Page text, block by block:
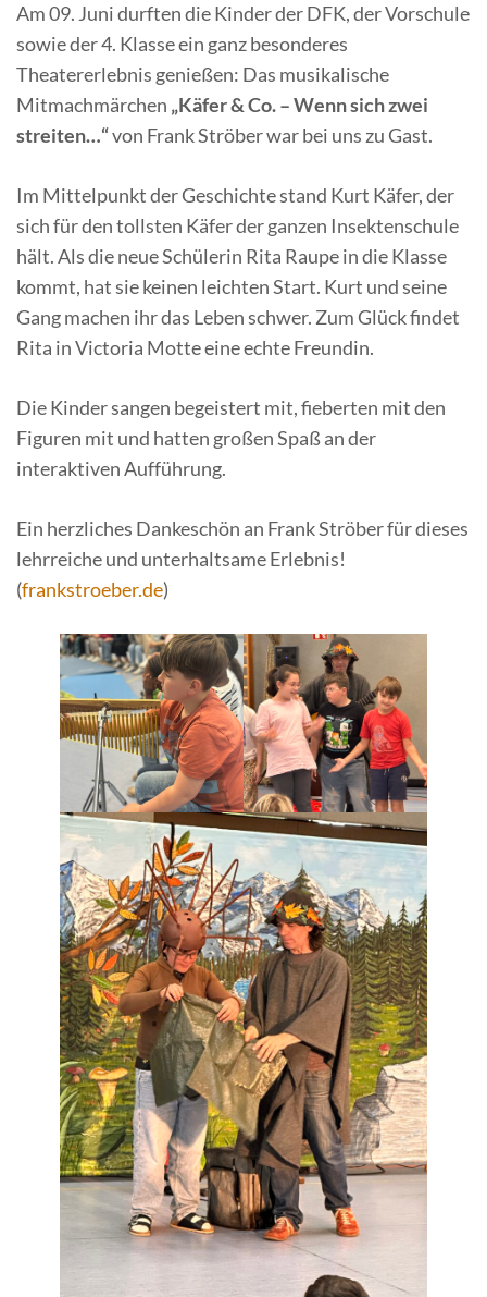
Am 09. Juni durften die Kinder der DFK, der Vorschule
sowie der 4. Klasse ein ganz besonderes
Theatererlebnis genießen: Das musikalische
Mitmachmärchen „Käfer & Co. – Wenn sich zwei
streiten…“von Frank Ströber war bei uns zu Gast.
Im Mittelpunkt der Geschichte stand Kurt Käfer, der
sich für den tollsten Käfer der ganzen Insektenschule
hält. Als die neue Schülerin Rita Raupe in die Klasse
kommt, hat sie keinen leichten Start. Kurt und seine
Gang machen ihr das Leben schwer. Zum Glück findet
Rita in Victoria Motte eine echte Freundin.
Die Kinder sangen begeistert mit, fieberten mit den
Figuren mit und hatten großen Spaß an der
interaktiven Aufführung.
Ein herzliches Dankeschön an Frank Ströber für dieses
lehrreiche und unterhaltsame Erlebnis!
(frankstroeber.de)